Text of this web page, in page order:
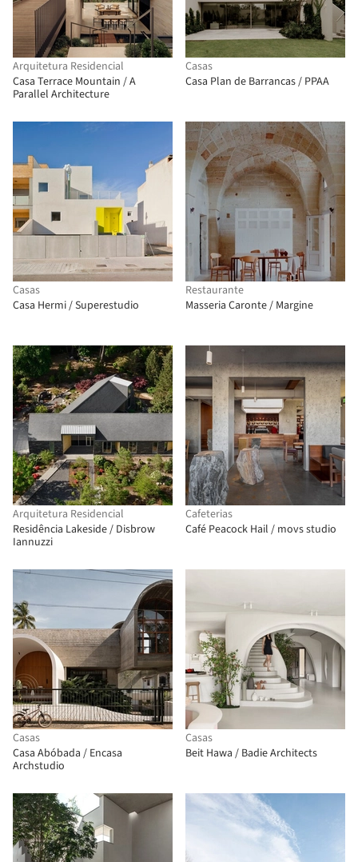
Arquitetura Residencial
Casa Terrace Mountain / A
Parallel Architecture
Casas
Casa Plan de Barrancas / PPAA
Casas
Casa Hermi / Superestudio
Restaurante
Masseria Caronte / Margine
Arquitetura Residencial
Residência Lakeside / Disbrow
Iannuzzi
Cafeterias
Café Peacock Hail / movs studio
Casas
Casa Abóbada / Encasa
Archstudio
Casas
Beit Hawa / Badie Architects